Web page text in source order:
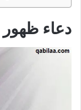
دعاء ظهور